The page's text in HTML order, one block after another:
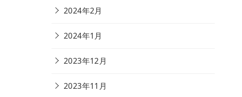
2024年2月
2024年1月
2023年12月
2023年11月